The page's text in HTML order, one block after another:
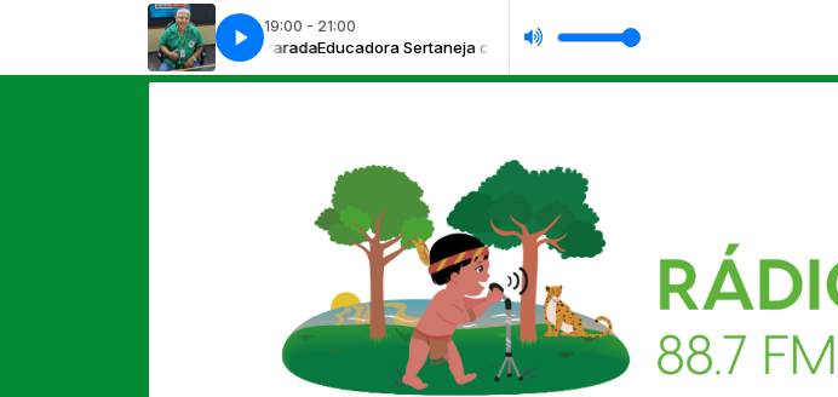
19:00 - 21:00
Sertaneja com Eliés Passos ParadaEducadora Sertaneja com Eliés Passos Parada
Viagem Musical com MecânicoViagem Musical com Mecânico